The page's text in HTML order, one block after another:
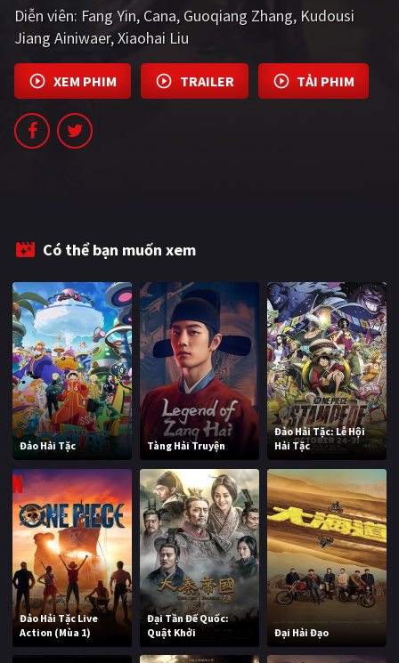
Diễn viên: Fang Yin Cana Guoqiang Zhang Kudousi
Jiang Ainiwaer Xiaohai Liu
XEM PHIM TRAILER TẢI PHIM
Có thể bạn muốn xem
Đảo Hải Tặc Tàng Hải Truyện
Đảo Hải Tặc: Lễ Hội
Hải Tặc
Đảo Hải Tặc Live
Action (Mùa 1)
Đại Tần Đế Quốc:
Quật Khởi
Đại Hải Đạo